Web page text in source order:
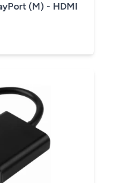
(M) - HDMI